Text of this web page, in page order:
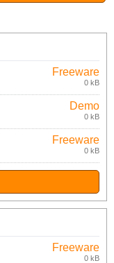
Freeware
0 kB
Demo
0 kB
Freeware
0 kB
Freeware
0 kB